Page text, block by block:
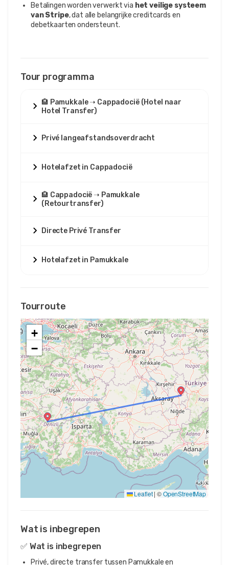
Betalingen worden verwerkt via het veilige systeem
van Stripe, dat alle belangrijke creditcards en
debetkaarten ondersteunt.
Tour programma
🏨 Pamukkale ➝ Cappadocië (Hotel naar
Hotel Transfer)
Privé langeafstandsoverdracht
Hotelafzet in Cappadocië
🏨 Cappadocië ➝ Pamukkale
(Retourtransfer)
Directe Privé Transfer
Hotelafzet in Pamukkale
Tourroute
+
−
Leaflet | ©OpenStreetMap
Wat is inbegrepen
✅ Wat is inbegrepen
Privé, directe transfer tussen Pamukkale en